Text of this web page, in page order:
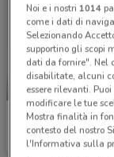
Aldi
Scade domani
Noi e i nostri 1014
come i dati di
Selezionando
supportino gli scopi
dati da fornire". Nel
disabilitate, alcuni
essere rilevanti.
modificare le tue
Mostra finalità in
contesto del nostro
l'Informativa sulla